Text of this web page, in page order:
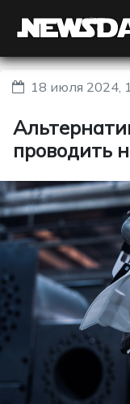
18 июля 2024,
проводить